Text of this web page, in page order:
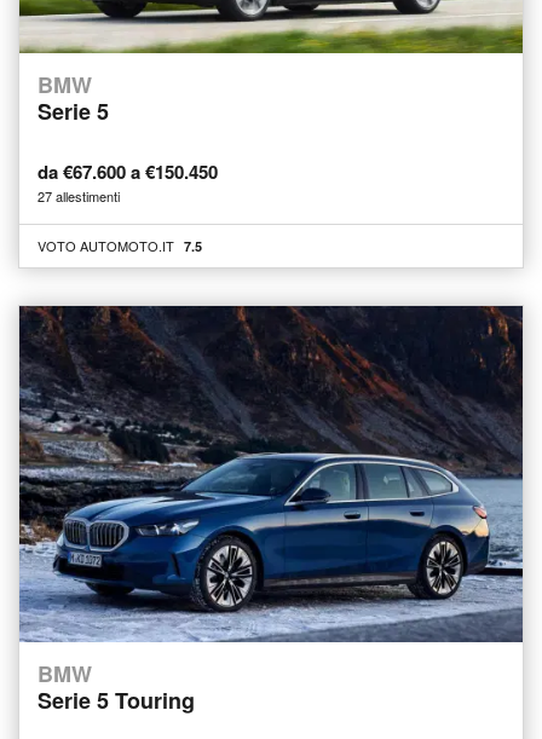
BMW
Serie 5
da €67.600 a €150.450
27 allestimenti
VOTO AUTOMOTO.IT 7.5
BMW
Serie 5 Touring